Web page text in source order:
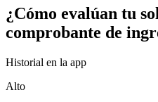
¿Cómo evalúan tu
comprobante de
Historial en la app
Alto